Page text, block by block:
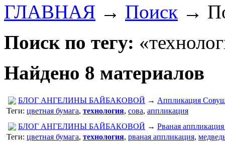
ГЛАВНАЯ → Поиск →
Поиск по тегу:
Найдено 8 материалов
БЛОГ АНГЕЛИНЫ БАЙБАКОВОЙ → Аппликация
Теги: цветная бумага, технология, сова, аппликация
БЛОГ АНГЕЛИНЫ БАЙБАКОВОЙ → Рваная
Теги: цветная бумага, технология, рваная аппликация,